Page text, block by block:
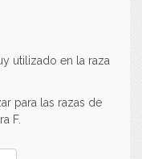
utilizado en la raza
para las razas de
F.